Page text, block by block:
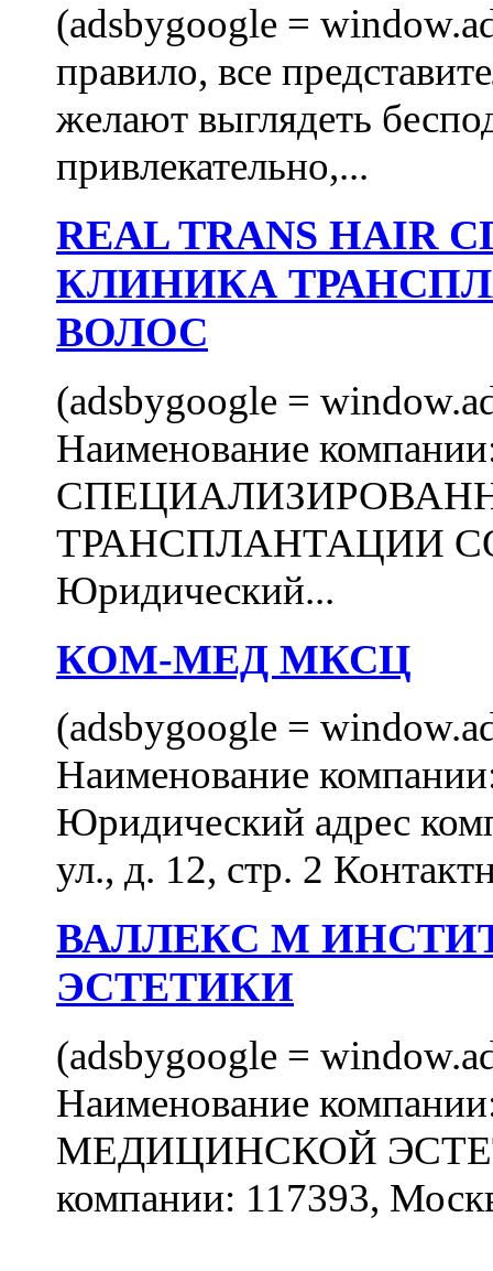
(adsbygoogle =
правило, все
желают выглядеть
привлекательно,...
REAL TRANS
КЛИНИКА
ВОЛОС
(adsbygoogle =
Наименование
ТРАНСПЛАНТАЦИИ
Юридический...
КОМ-МЕД МКСЦ
(adsbygoogle =
Наименование
Юридический адрес
ул., д. 12, стр. 2
ВАЛЛЕКС М
ЭСТЕТИКИ
(adsbygoogle =
Наименование
МЕДИЦИНСКОЙ
компании: 117393,